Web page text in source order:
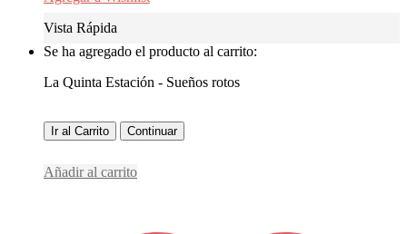
Vista Rápida
Se ha agregado el producto al carrito:
La Quinta Estación - Sueños rotos
Ir al Carrito Continuar
Añadir al carrito